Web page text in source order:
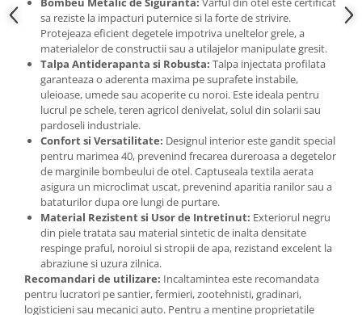
Accesorii gard electric
Accesorii irigat
Araci/ Suporti plante
Candele / Rezerve / Lumanari
Carabine/ carlige
Diverse casa si gradina
Diverse depozitare
Echipament protectie gradina
Fir/Ata de legat
Foarfeci
Furtun / banda / tub
Motofierastrau / Drujba
Pila motofierastrau / drujba
sa reziste la impacturi puternice si la forte de strivire.
Protejeaza eficient degetele impotriva uneltelor grele, a
materialelor de constructii sau a utilajelor manipulate gresit.
Talpa Antiderapanta si Robusta: Talpa injectata profilata
garanteaza o aderenta maxima pe suprafete instabile,
uleioase, umede sau acoperite cu noroi. Este ideala pentru
lucrul pe schele, teren agricol denivelat, solul din solarii sau
pardoseli industriale.
Confort si Versatilitate: Designul interior este gandit special
pentru marimea 40, prevenind frecarea dureroasa a degetelor
de marginile bombeului de otel. Captuseala textila aerata
asigura un microclimat uscat, prevenind aparitia ranilor sau a
bataturilor dupa ore lungi de purtare.
Material Rezistent si Usor de Intretinut: Exteriorul negru
din piele tratata sau material sintetic de inalta densitate
respinge praful, noroiul si stropii de apa, rezistand excelent la
abraziune si uzura zilnica.
Recomandari de utilizare: Incaltamintea este recomandata
pentru lucratori pe santier, fermieri, zootehnisti, gradinari,
logisticieni sau mecanici auto. Pentru a mentine proprietatile